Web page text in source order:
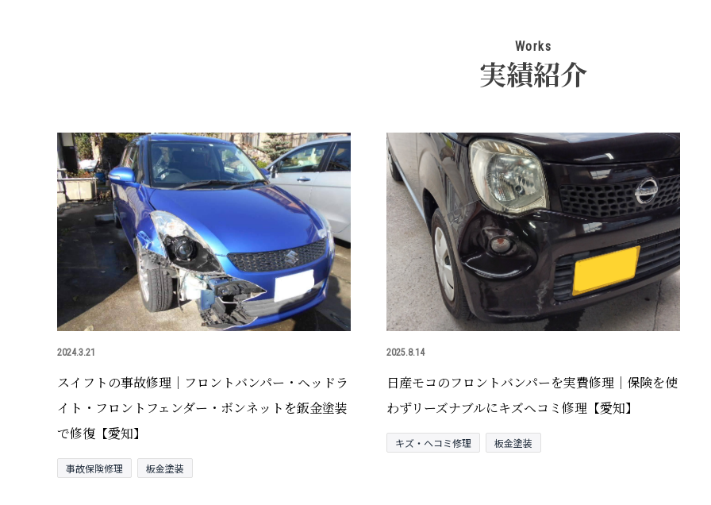
Works
実績紹介
2024.3.21
スイフトの事故修理｜フロントバンパー・ヘッドラ
イト・フロントフェンダー・ボンネットを鈑金塗装
で修復【愛知】
事故保険修理 板金塗装
2025.8.14
日産モコのフロントバンパーを実費修理｜保険を使
わずリーズナブルにキズヘコミ修理【愛知】
キズ・ヘコミ修理 板金塗装